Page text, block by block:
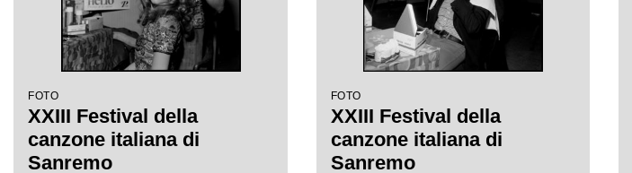
FOTO
XXIII Festival della
canzone italiana di
Sanremo
FOTO
XXIII Festival della
canzone italiana di
Sanremo